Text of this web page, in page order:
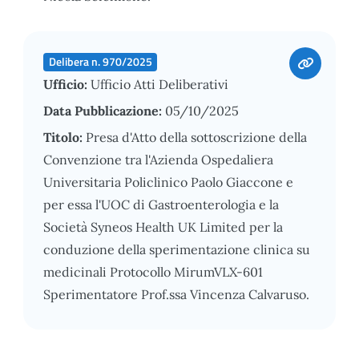
Delibera n. 970/2025
Ufficio: Ufficio Atti Deliberativi
Data Pubblicazione: 05/10/2025
Titolo: Presa d'Atto della sottoscrizione della
Convenzione tra l'Azienda Ospedaliera
Universitaria Policlinico Paolo Giaccone e
per essa l'UOC di Gastroenterologia e la
Società Syneos Health UK Limited per la
conduzione della sperimentazione clinica su
medicinali Protocollo MirumVLX-601
Sperimentatore Prof.ssa Vincenza Calvaruso.